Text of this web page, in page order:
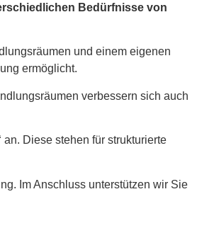
Bedürfnisse von
und einem eigenen
ermöglicht.
verbessern sich auch
an. Diese stehen für strukturierte
Im Anschluss unterstützen wir Sie